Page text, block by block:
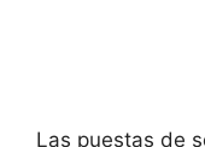
Las puestas de